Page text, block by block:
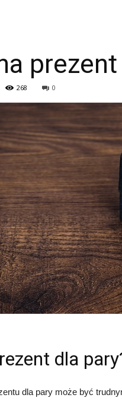
268 0
dla
dla pary może być